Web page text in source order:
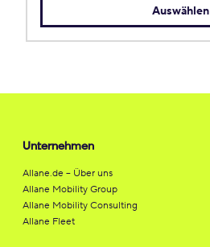
Auswählen
Unternehmen
Allane.de – Über uns
Allane Mobility Group
Allane Mobility Consulting
Allane Fleet